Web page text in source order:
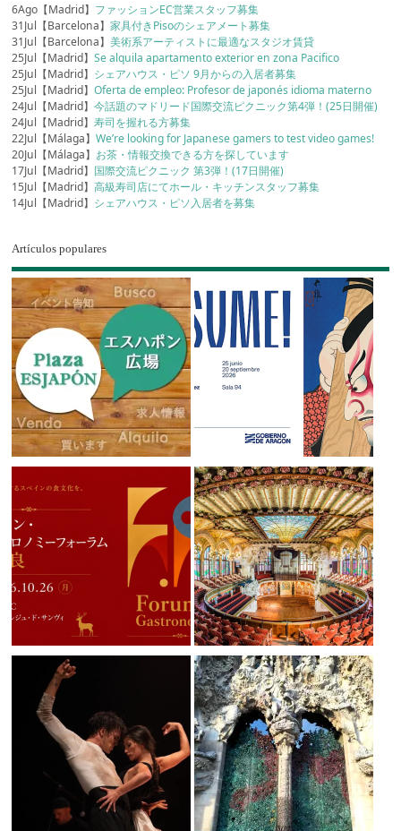
6Ago【Madrid】 ファッションEC営業スタッフ募集
31Jul【Barcelona】家具付きPisoのシェアメート募集
31Jul【Barcelona】美術系アーティストに最適なスタジオ賃貸
25Jul【Madrid】Se alquila apartamento exterior en zona Pacifico
25Jul【Madrid】 シェアハウス・ピソ 9月からの入居者募集
25Jul【Madrid】Oferta de empleo: Profesor de japonés idioma materno
24Jul【Madrid】今話題のマドリード国際交流ピクニック第4弾！(25日開催)
24Jul【Madrid】寿司を握れる方募集
22Jul【Málaga】We’re looking for Japanese gamers to test video games!
20Jul【Málaga】 お茶・情報交換できる方を探しています
17Jul【Madrid】 国際交流ピクニック 第3弾！(17日開催)
15Jul【Madrid】高級寿司店にてホール・キッチンスタッフ募集
14Jul【Madrid】 シェアハウス・ピソ入居者を募集
Artículos populares